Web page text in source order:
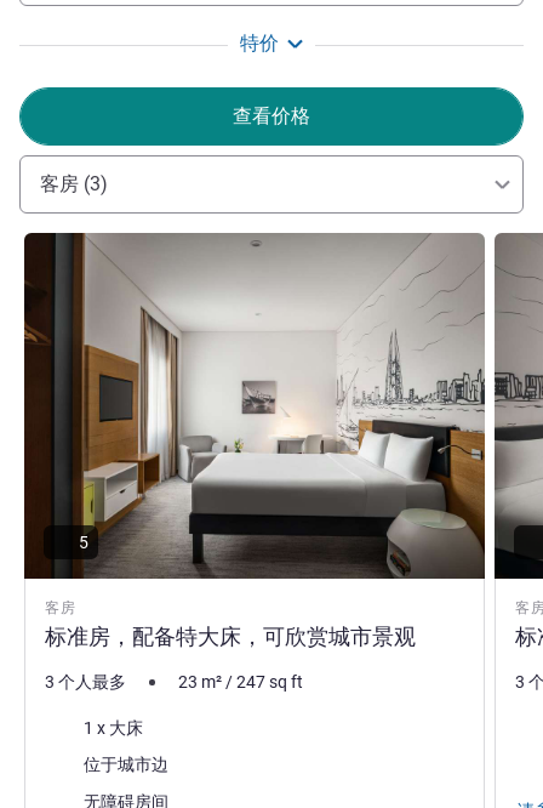
neighbourhoods that do the charm to this city.
of Manama, makes it a natural choice for travellers visiting
the city for leisure/business. Our team has put in
significant time and effort to ensure the hotel provides
unmatched stylish experience.
Mohamed Farag 酒店管理
特价
查看价格
客房 (3)
客房
标准房，配备特大床，可欣赏城市景观
请参阅详情
5
3 个人最多 23 m²/247sq ft
床上用品1 x 大床
位于城市边
无障碍房间
客
标
请参
3